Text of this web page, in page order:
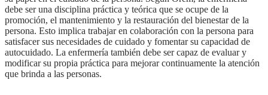
debe ser una disciplina práctica y teórica que se ocupe de la
promoción, el mantenimiento y la restauración del bienestar de la
persona. Esto implica trabajar en colaboración con la persona para
satisfacer sus necesidades de cuidado y fomentar su capacidad de
autocuidado. La enfermería también debe ser capaz de evaluar y
modificar su propia práctica para mejorar continuamente la atención
que brinda a las personas.